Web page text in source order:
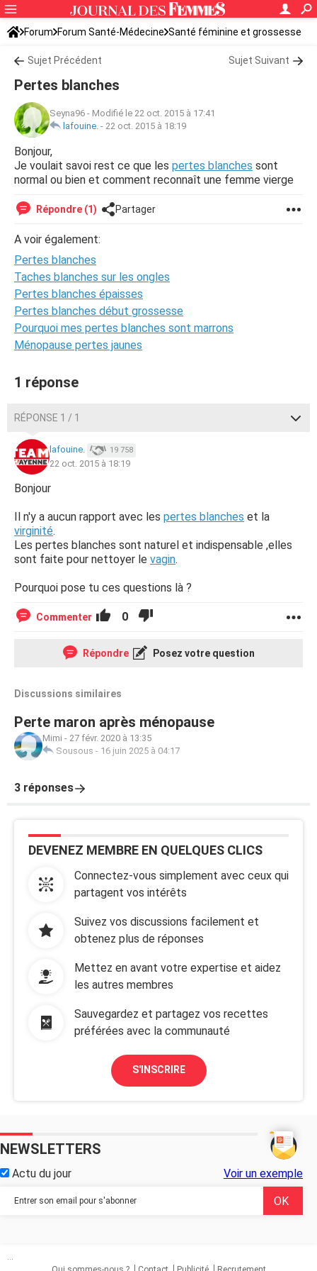
Forum Forum Santé-Médecine Santé féminine et grossesse
Ovulation
Sujet Précédent Sujet Suivant
Pertes blanches
Seyna96 - Modifié le 22 oct. 2015 à 17:41
lafouine. - 22 oct. 2015 à 18:19
Bonjour,
Je voulait savoi rest ce que les pertes blanches sont
normal ou bien et comment reconnaît une femme vierge
Répondre (1) Partager
A voir également:
Pertes blanches
Taches blanches sur les ongles
Pertes blanches épaisses
Pertes blanches début grossesse
Pourquoi mes pertes blanches sont marrons
Ménopause pertes jaunes
1 réponse
RÉPONSE 1 / 1
lafouine. 19 758
22 oct. 2015 à 18:19
Bonjour
Il n'y a aucun rapport avec les pertes blanches et la
virginité.
Les pertes blanches sont naturel et indispensable ,elles
sont faite pour nettoyer le vagin.
Pourquoi pose tu ces questions là ?
Commenter 0
Répondre Posez votre question
Discussions similaires
Perte maron après ménopause
Mimi - 27 févr. 2020 à 13:35
Sousous - 16 juin 2025 à 04:17
3 réponses
DEVENEZ MEMBRE EN QUELQUES CLICS
Connectez-vous simplement avec ceux qui
partagent vos intérêts
Suivez vos discussions facilement et
obtenez plus de réponses
Mettez en avant votre expertise et aidez
les autres membres
Sauvegardez et partagez vos recettes
préférées avec la communauté
S'INSCRIRE
NEWSLETTERS
Actu du jour Voir un exemple
...